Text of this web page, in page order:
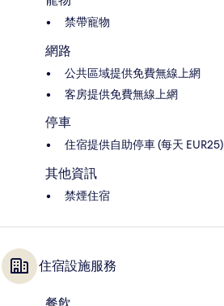
禁帶寵物
網路
公共區域提供免費無線上網
客房提供免費無線上網
停車
住宿提供自助停車 (每天 EUR25)
其他資訊
禁煙住宿
住宿設施服務